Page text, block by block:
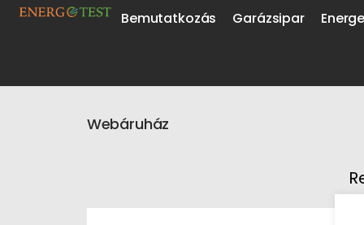
Bemutatkozás Garázsipar
Webáruház